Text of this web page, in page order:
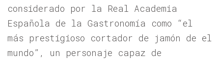
considerado por la Real Academia
Española de la Gastronomía como “el
más prestigioso cortador de jamón de el
mundo”, un personaje capaz de